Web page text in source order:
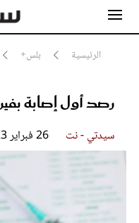
الرئيسية بلس+
رصد أول إصابة
سيدتي - نت 26 فبراير 2023
مشاهير
جمال
صحة ورشاقة
سيدتي وطفلك
لايف ستايل
بلس+